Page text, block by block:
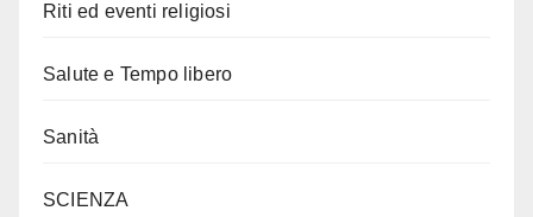
Riti ed eventi religiosi
Salute e Tempo libero
Sanità
SCIENZA